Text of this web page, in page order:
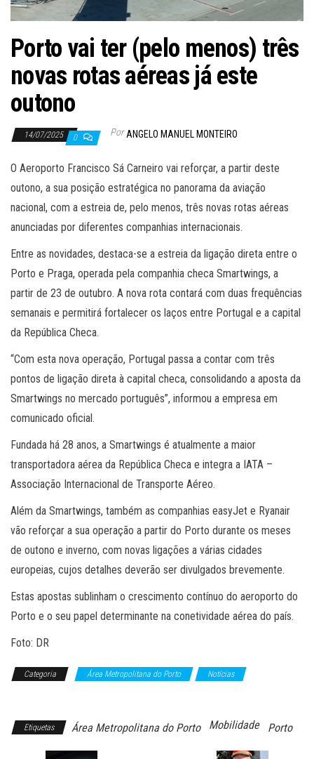
Porto vai ter (pelo menos) três
novas rotas aéreas já este
outono
14/07/2025 0 Por ANGELO MANUEL MONTEIRO
O Aeroporto Francisco Sá Carneiro vai reforçar, a partir deste
outono, a sua posição estratégica no panorama da aviação
nacional, com a estreia de, pelo menos, três novas rotas aéreas
anunciadas por diferentes companhias internacionais.
Entre as novidades, destaca-se a estreia da ligação direta entre o
Porto e Praga, operada pela companhia checa Smartwings, a
partir de 23 de outubro. A nova rota contará com duas frequências
semanais e permitirá fortalecer os laços entre Portugal e a capital
da República Checa.
“Com esta nova operação, Portugal passa a contar com três
pontos de ligação direta à capital checa, consolidando a aposta da
Smartwings no mercado português”, informou a empresa em
comunicado oficial.
Fundada há 28 anos, a Smartwings é atualmente a maior
transportadora aérea da República Checa e integra a IATA –
Associação Internacional de Transporte Aéreo.
Além da Smartwings, também as companhias easyJet e Ryanair
vão reforçar a sua operação a partir do Porto durante os meses
de outono e inverno, com novas ligações a várias cidades
europeias, cujos detalhes deverão ser divulgados brevemente.
Estas apostas sublinham o crescimento contínuo do aeroporto do
Porto e o seu papel determinante na conetividade aérea do país.
Foto: DR
Categoria Área Metropolitana do Porto
Notícias
Etiquetas Área Metropolitana do Porto Mobilidade Porto